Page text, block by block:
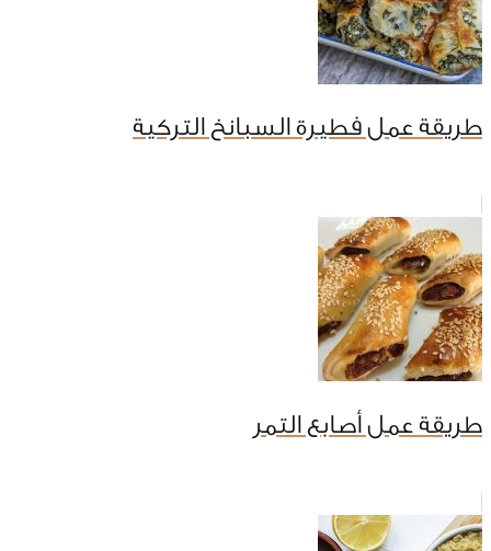
طريقة عمل فطيرة السبانخ التركية
طريقة عمل أصابع التمر